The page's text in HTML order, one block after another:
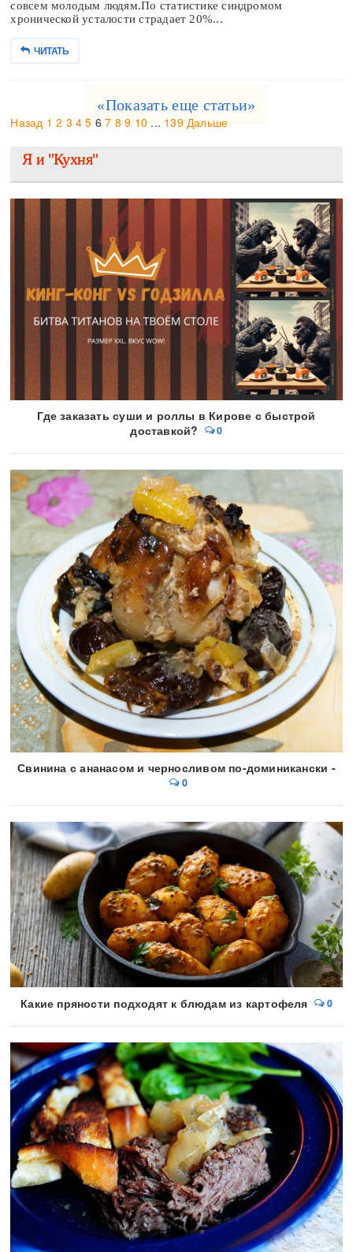
совсем молодым людям.По статистике синдромом
хронической усталости страдает 20%...
ЧИТАТЬ
«Показать еще статьи»
Назад 1 2 3 4 5 6 7 8 9 10 ... 139 Дальше
Я и "Кухня"
Где заказать суши и роллы в Кирове с быстрой
доставкой?
0
Свинина с ананасом и черносливом по-доминикански -
0
Какие пряности подходят к блюдам из картофеля 0